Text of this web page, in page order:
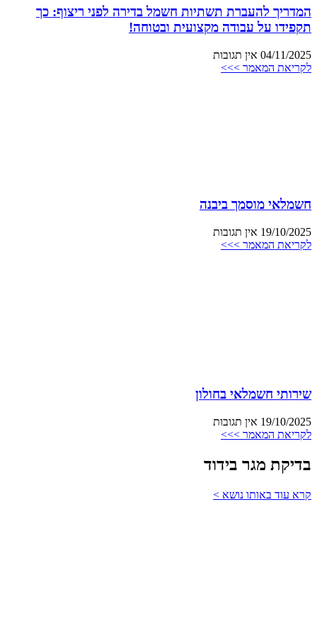
המדריך להעברת תשתיות חשמל בדירה לפני ריצוף: כך
תקפידו על עבודה מקצועית ובטוחה!
04/11/2025 אין תגובות
לקריאת המאמר >>>
חשמלאי מוסמך ביבנה
19/10/2025 אין תגובות
לקריאת המאמר >>>
שירותי חשמלאי בחולון
19/10/2025 אין תגובות
לקריאת המאמר >>>
בדיקת מגר בידוד
קרא עוד באותו נושא >